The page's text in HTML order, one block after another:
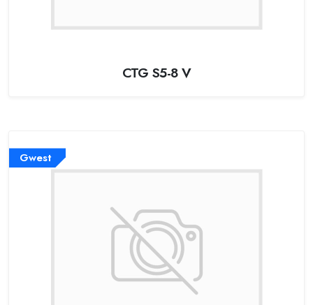
CTG S5-8 V
Gwest